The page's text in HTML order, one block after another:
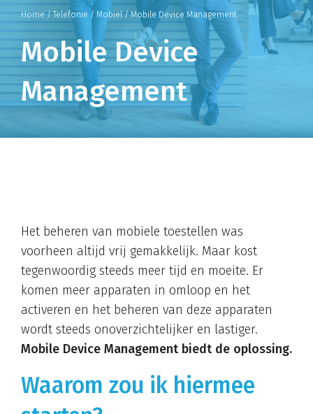
Home/Telefonie / Mobiel /Mobile Device Management
Mobile Device
Management
Het beheren van mobiele toestellen was
voorheen altijd vrij gemakkelijk. Maar kost
tegenwoordig steeds meer tijd en moeite. Er
komen meer apparaten in omloop en het
activeren en het beheren van deze apparaten
wordt steeds onoverzichtelijker en lastiger.
Mobile Device Management biedt de oplossing.
Waarom zou ik hiermee